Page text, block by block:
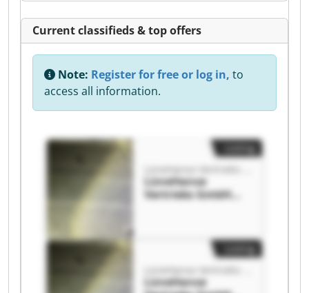
Current classifieds & top offers
Note: Register for free or log in, to
access all information.
LüneHanse
Vertriebs GmbH
LüneHanse